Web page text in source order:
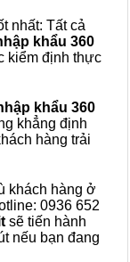
nhất: Tất cả
khẩu 360
kiểm định thực
khẩu 360
khẳng định
hàng trải
khách hàng ở
0936 652
sẽ tiến hành
nếu bạn đang